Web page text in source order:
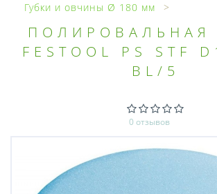
Губки и овчины Ø 180 мм
ПОЛИРОВАЛЬНАЯ
FESTOOL PS STF
BL/5
0 отзывов